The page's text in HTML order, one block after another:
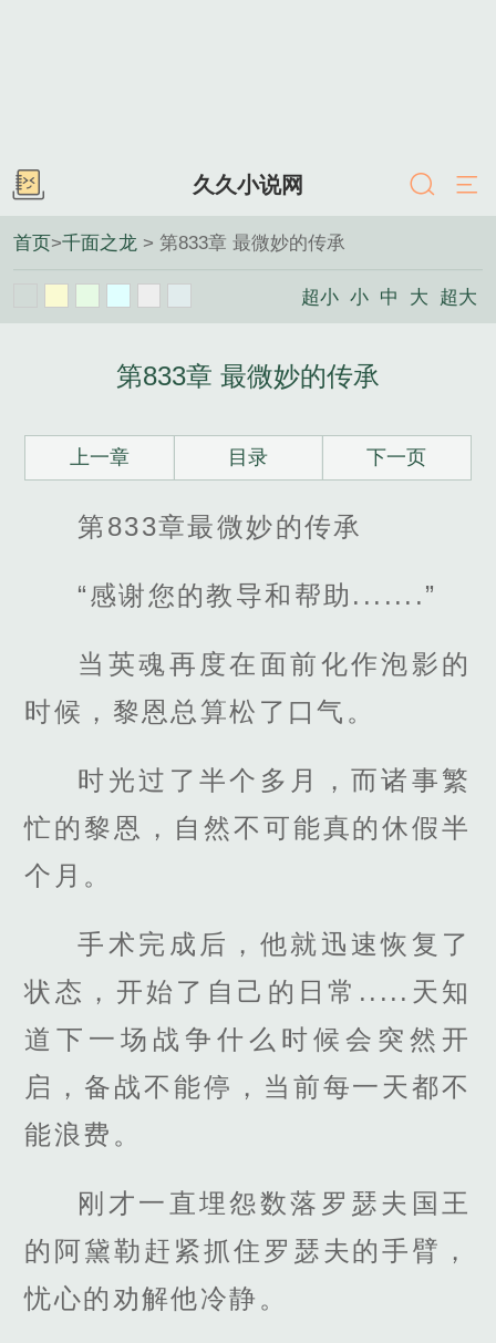
久久小说网
首页>千面之龙 > 第833章 最微妙的传承
超小 小 中 大 超大
第833章 最微妙的传承
上一章 目录 下一页
第833章最微妙的传承
“感谢您的教导和帮助.......”
当英魂再度在面前化作泡影的
时候，黎恩总算松了口气。
时光过了半个多月，而诸事繁
忙的黎恩，自然不可能真的休假半
个月。
手术完成后，他就迅速恢复了
状态，开始了自己的日常.....天知
道下一场战争什么时候会突然开
启，备战不能停，当前每一天都不
能浪费。
刚才一直埋怨数落罗瑟夫国王
的阿黛勒赶紧抓住罗瑟夫的手臂，
忧心的劝解他冷静。